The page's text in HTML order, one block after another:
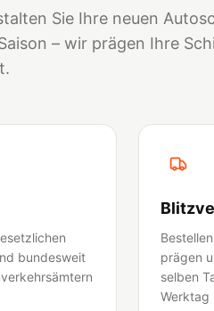
Sie Ihre neuen
– wir prägen Ihre
bundesweit
prägen
selben
Werktag